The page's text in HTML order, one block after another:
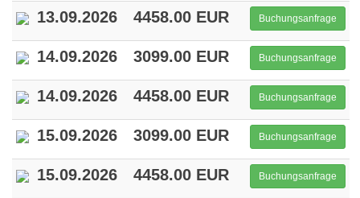
13.09.2026 4458.00 EUR Buchungsanfrage
14.09.2026 3099.00 EUR Buchungsanfrage
14.09.2026 4458.00 EUR Buchungsanfrage
15.09.2026 3099.00 EUR Buchungsanfrage
15.09.2026 4458.00 EUR Buchungsanfrage